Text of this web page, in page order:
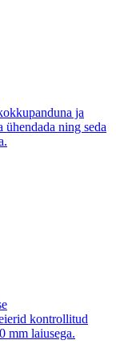
ja
ning seda
kontrollitud
mm laiusega.